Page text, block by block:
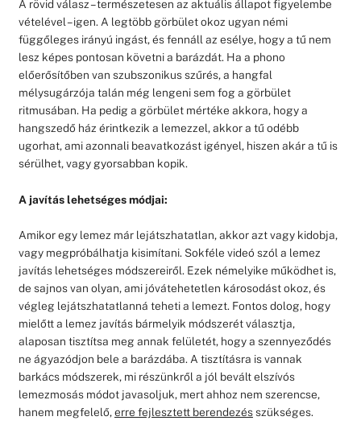
A rövid válasz – természetesen az aktuális állapot figyelembe
vételével – igen. A legtöbb görbület okoz ugyan némi
függőleges irányú ingást, és fennáll az esélye, hogy a tű nem
lesz képes pontosan követni a barázdát. Ha a phono
előerősítőben van szubszonikus szűrés, a hangfal
mélysugárzója talán még lengeni sem fog a görbület
ritmusában. Ha pedig a görbület mértéke akkora, hogy a
hangszedő ház érintkezik a lemezzel, akkor a tű odébb
ugorhat, ami azonnali beavatkozást igényel, hiszen akár a tű is
sérülhet, vagy gyorsabban kopik.
A javítás lehetséges módjai:
Amikor egy lemez már lejátszhatatlan, akkor azt vagy kidobja,
vagy megpróbálhatja kisimítani. Sokféle videó szól a lemez
javítás lehetséges módszereiről. Ezek némelyike működhet is,
de sajnos van olyan, ami jóvátehetetlen károsodást okoz, és
végleg lejátszhatatlanná teheti a lemezt. Fontos dolog, hogy
mielőtt a lemez javítás bármelyik módszerét választja,
alaposan tisztítsa meg annak felületét, hogy a szennyeződés
ne ágyazódjon bele a barázdába. A tisztításra is vannak
barkács módszerek, mi részünkről a jól bevált elszívós
lemezmosás módot javasoljuk, mert ahhoz nem szerencse,
hanem megfelelő,erre fejlesztett berendezésszükséges.